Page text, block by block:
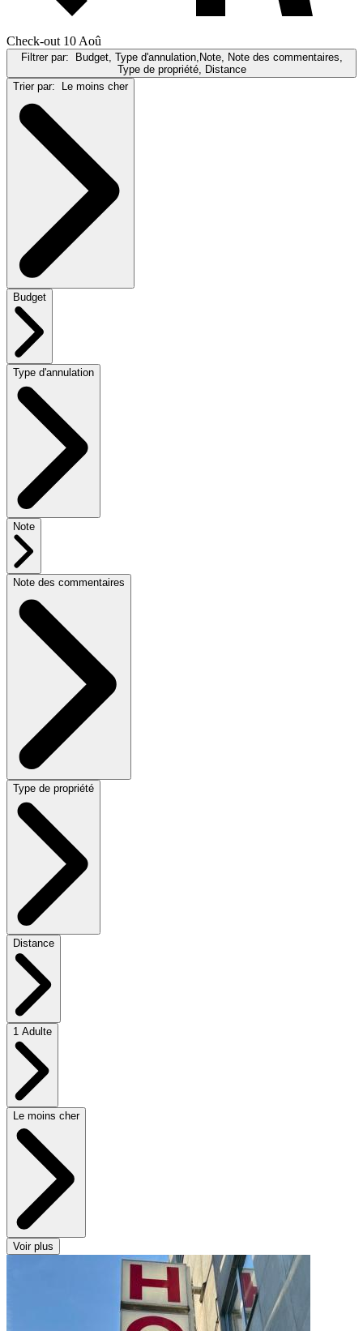
Check-out 10 Aoû
Filtrer par: Budget, Type d'annulation,Note, Note des commentaires,
Type de propriété, Distance
Trier par: Le moins cher
Budget
Type d'annulation
Note
Note des commentaires
Type de propriété
Distance
1 Adulte
Le moins cher
Voir plus